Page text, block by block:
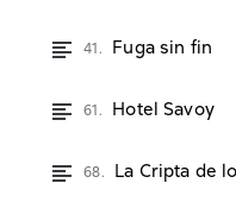
41. Fuga sin fin
61. Hotel Savoy
68. La Cripta de